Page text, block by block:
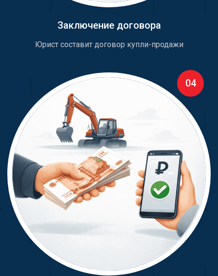
Заключение договора
Юрист составит договор купли-продажи
04